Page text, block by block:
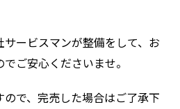
ービスマンが整備をして、お
ご安心くださいませ。
で、完売した場合はご了承下